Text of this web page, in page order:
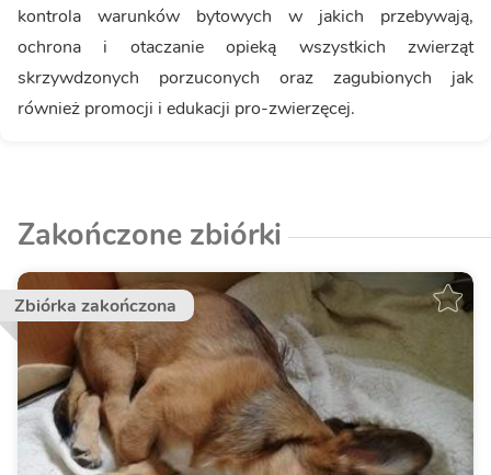
kontrola warunków bytowych w jakich przebywają,
ochrona i otaczanie opieką wszystkich zwierząt
skrzywdzonych porzuconych oraz zagubionych jak
również promocji i edukacji pro-zwierzęcej.
Zakończone zbiórki
Zbiórka zakończona